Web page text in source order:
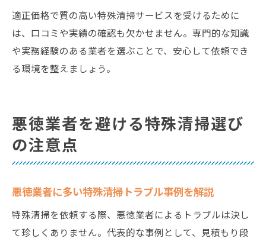
適正価格で質の高い特殊清掃サービスを受けるために
は、口コミや実績の確認も欠かせません。専門的な知識
や実務経験のある業者を選ぶことで、安心して依頼でき
る環境を整えましょう。
悪徳業者を避ける特殊清掃選び
の注意点
悪徳業者に多い特殊清掃トラブル事例を解説
特殊清掃を依頼する際、悪徳業者によるトラブルは決し
て珍しくありません。代表的な事例として、見積もり段